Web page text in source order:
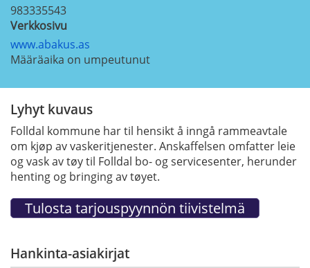
983335543
Verkkosivu
www.abakus.as
Määräaika on umpeutunut
Lyhyt kuvaus
Folldal kommune har til hensikt å inngå rammeavtale
om kjøp avvaskeritjenester. Anskaffelsen omfatter leie
og vask av tøy til Folldal bo- og servicesenter, herunder
henting og bringing av tøyet.
Hankinta-asiakirjat